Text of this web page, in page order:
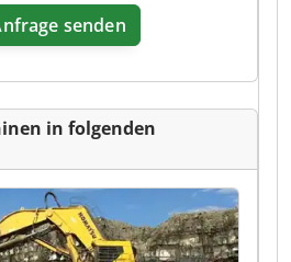
senden
in folgenden